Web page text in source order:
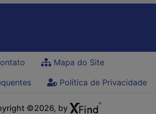
Mapa do Site
Política de Privacidade
©2026, by